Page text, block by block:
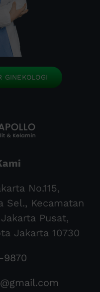
GINEKOLOGI
No.115,
Sel., Kecamatan
Pusat,
Jakarta 10730
9870